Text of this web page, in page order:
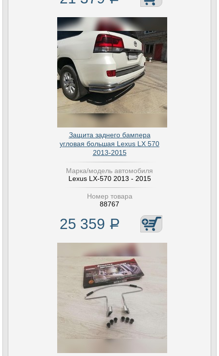
Защита заднего бампера
угловая большая Lexus LX 570
2013-2015
Марка/модель автомобиля
Lexus LX-570 2013 - 2015
Номер товара
88767
25 359 Р